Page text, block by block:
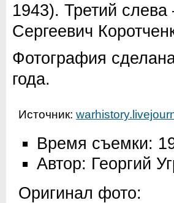
1943). Третий
Сергеевич
Фотография
года.
Источник:
Время съемки:
Автор: Георгий
Оригинал фото: